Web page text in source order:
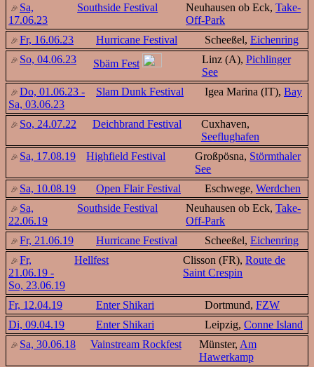
Sa,
17.06.23
Southside Festival Neuhausen ob Eck,Take-
Off-Park
Fr, 16.06.23
Hurricane Festival Scheeßel, Eichenring
So, 04.06.23
Sbäm Fest Linz (A), Pichlinger
See
Do, 01.06.23 -
Sa, 03.06.23
Slam Dunk Festival Igea Marina (IT), Bay
So, 24.07.22 Deichbrand Festival
Cuxhaven,
Seeflughafen
Sa, 17.08.19
Highfield Festival Großpösna, Störmthaler
See
Sa, 10.08.19
Open Flair Festival Eschwege, Werdchen
Sa,
22.06.19
Southside Festival Neuhausen ob Eck,Take-
Off-Park
Fr, 21.06.19
Hurricane Festival Scheeßel, Eichenring
Fr,
21.06.19 -
So, 23.06.19
Hellfest Clisson (FR),Route de
Saint Crespin
Fr, 12.04.19 Enter Shikari Dortmund, FZW
Di, 09.04.19
Enter Shikari Leipzig, Conne Island
Sa, 30.06.18
Vainstream Rockfest Münster, Am
Hawerkamp